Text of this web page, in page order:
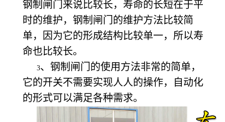
钢制闸门来说比较长，寿命的长短在于平
时的维护，钢制闸门的维护方法比较简
单，因为它的形成结构比较单一，所以寿
命也比较长。
3、钢制闸门的使用方法非常的简单，
它的开关不需要实现人人的操作，自动化
的形式可以满足各种需求。